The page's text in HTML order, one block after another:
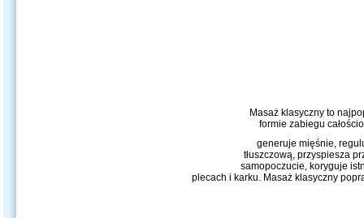
Masaż klasyczny to
formie zabiegu
generuje mięśnie,
tłuszczową, przyspiesza
samopoczucie, koryguje
plecach i karku. Masaż klasyczny